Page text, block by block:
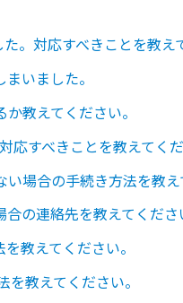
。対応すべきことを教え
いました。
教えてください。
すべきことを教えてくだ
場合の手続き方法を教え
の連絡先を教えてくださ
教えてください。
教えてください。